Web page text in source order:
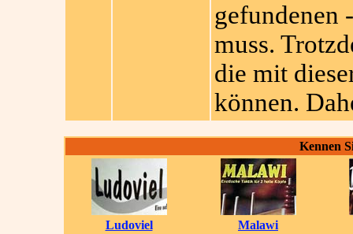
gefundenen
muss.
die mit
können.
Kennen
Ludoviel Malawi